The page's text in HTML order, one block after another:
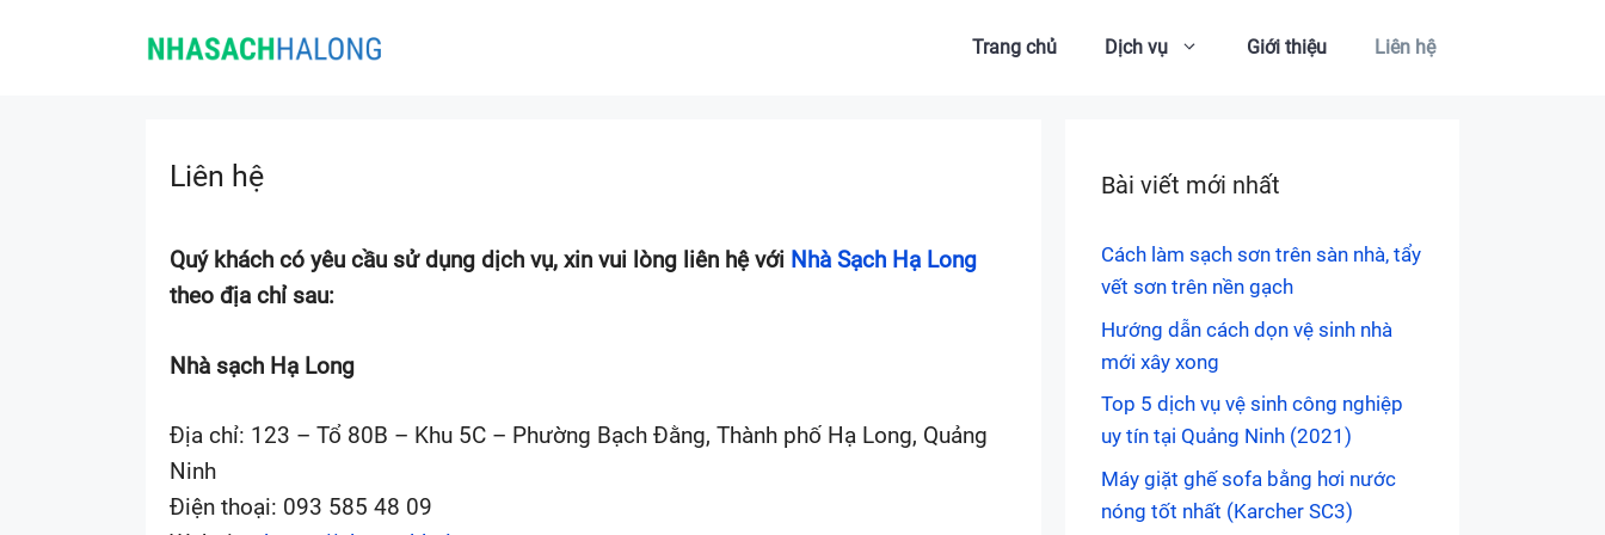
Trang chủ Dịch vụ Giới thiệu Liên hệ
Liên hệ
Quý khách có yêu cầu sử dụng dịch vụ, xin vui lòng liên hệ với Nhà Sạch Hạ Long
theo địa chỉ sau:
Nhà sạch Hạ Long
Địa chỉ: 123 – Tổ 80B – Khu 5C – Phường Bạch Đằng, Thành phố Hạ Long, Quảng
Ninh
Điện thoại: 093 585 48 09
Bài viết mới nhất
Cách làm sạch sơn trên sàn nhà, tẩy
vết sơn trên nền gạch
Hướng dẫn cách dọn vệ sinh nhà
mới xây xong
Top 5 dịch vụ vệ sinh công nghiệp
uy tín tại Quảng Ninh (2021)
Máy giặt ghế sofa bằng hơi nước
nóng tốt nhất (Karcher SC3)